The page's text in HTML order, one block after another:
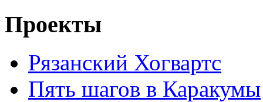
Проекты
Рязанский Хогвартс
Пять шагов в Каракумы